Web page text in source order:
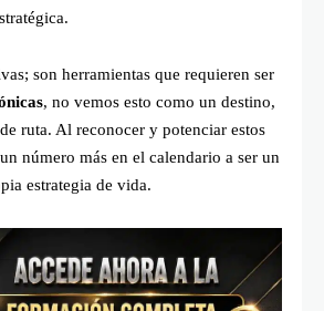
son herramientas que requieren ser
, no vemos esto como un destino,
ruta. Al reconocer y potenciar estos
número más en el calendario a ser un
estrategia de vida.